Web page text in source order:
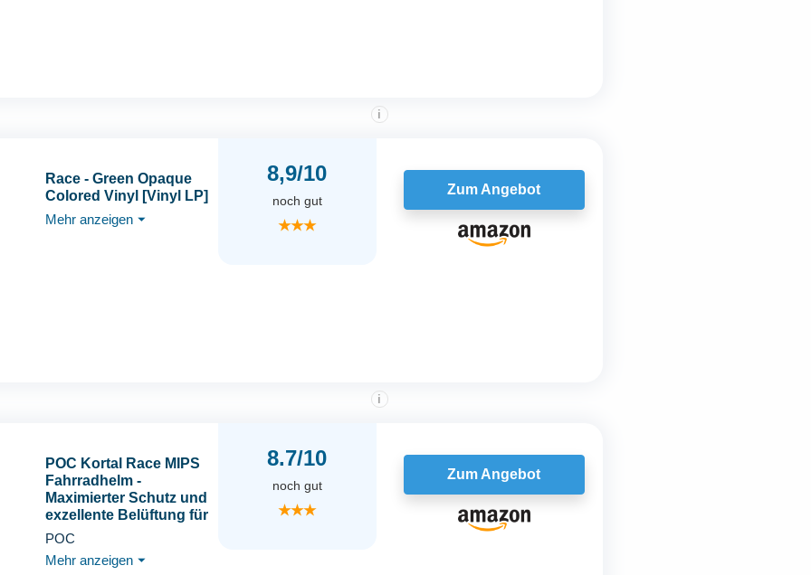
Race - Green Opaque
Colored Vinyl [Vinyl LP]
Mehr anzeigen ⏷
8,9/10
i
noch gut
★★★
Zum Angebot
POC Kortal Race MIPS
Fahrradhelm -
Maximierter Schutz und
exzellente Belüftung für
anspruchsvolle Trail-
Enthusiasten, MIPS-
POC
Mehr anzeigen ⏷
8.7/10
i
noch gut
★★★
Zum Angebot